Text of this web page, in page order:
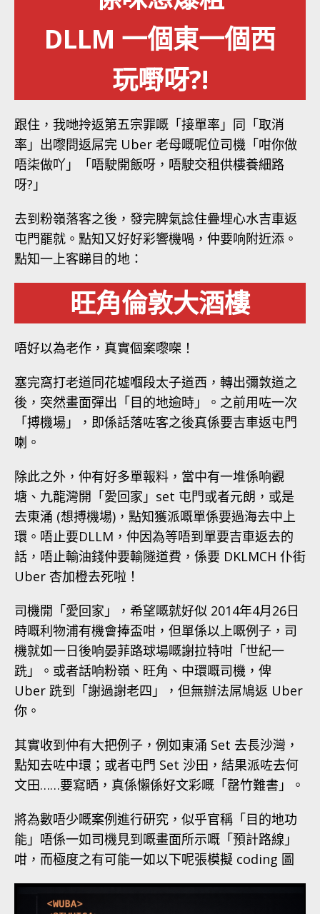
DLLM 一個東一個西
玩嘢呀?!
跟住，我哋拎返第五宗罪嘅「接單率」同「取消
率」出嚟問返屌完 Uber 老母嘅呢位司機「咁你做
唔柒做吖」「唔駛開飯呀，唔駛交租供樓養細路
呀?」
去到粉嶺落客之後，發完脾氣諗住疊埋心水吉車返
屯門罷就。點知又好好彩響機喎，仲要响附近添。
點知一上客睇目的地：
旺角倫敦大酒樓
唔好以為老作，真實個案嚟㗎！
塞完窩打老道同花墟嗰段太子道西，轉出彌敦道之
後，突然畫面彈出「目的地逾時」。之前用咗一次
「搏機場」，即係話落咗客之後真係要吉車返屯門
喇。
除此之外，仲有好多單報料，當中有一堆係响觀
塘、九龍灣開「愛回家」set 屯門或者元朗，或是
去東涌 (想搏機場)，點知獲派嘅單係要過海去中上
環。唔止要DLLM，仲因為等唔到單要吉車返去的
話，唔止輸油錢仲要輸隧道費，係要 DKLMCH 仆街
Uber 杏加橙去死啦！
司機開「愛回家」，希望嘅就好似 2014年4月26日
時嘅利物浦有機會捧盃咁，但單係以上嘅例子，司
機就如一日後响晏菲路球場嘅謝拉特咁「世紀一
跣」。或者話响粉嶺、旺角、中環嘅司機，俾
Uber 跣到「謝過謝老四」，但無辦法屌鳩返 Uber
你。
其實收到仲有大把例子，例如東涌 Set 去長沙灣，
點知去咗中環；或者屯門 Set 沙田，結果派咗去何
文田……要寫晒，真係懶係好文彩嘅「罄竹難書」。
將為數唔少嘅案例進行研究，似乎官稱「目的地功
能」唔係一如司機見到嘅畫面所示嘅「預計路線」
咁，而極度之有可能一如以下呢張模擬 coding 圖